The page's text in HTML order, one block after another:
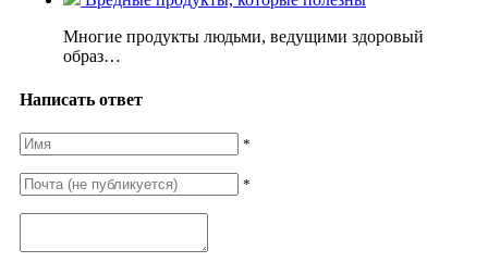
Многие продукты людьми, ведущими здоровый
образ…
Написать ответ
*
*